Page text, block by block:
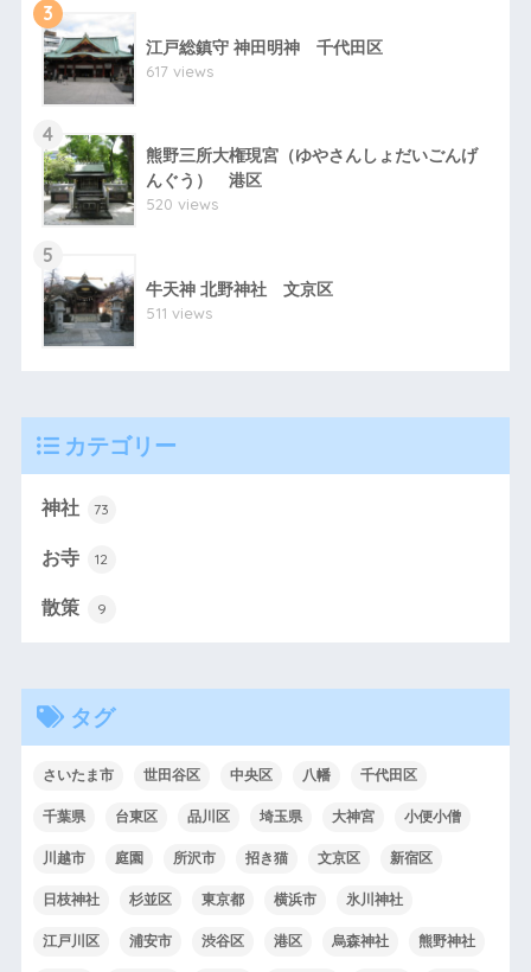
3
江戸総鎮守 神田明神 千代田区
617 views
4
熊野三所大権現宮（ゆやさんしょだいごんげ
んぐう） 港区
520 views
5
牛天神 北野神社 文京区
511 views
カテゴリー
神社 73
お寺 12
散策 9
タグ
さいたま市 世田谷区 中央区 八幡 千代田区
千葉県 台東区 品川区 埼玉県 大神宮 小便小僧
川越市 庭園 所沢市 招き猫 文京区 新宿区
日枝神社 杉並区 東京都 横浜市 氷川神社
江戸川区 浦安市 渋谷区 港区 烏森神社 熊野神社